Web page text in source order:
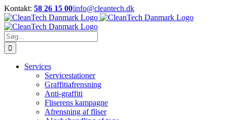
Skip
to
content
Kontakt: 58 26 15 00|info@cleantech.dk
Facebook
LinkedIn
YouTube
Søg
efter:
Services
Servicestationer
Graffitiafrensning
Anti-graffiti
Fliserens kampagne
Afrensning af fliser